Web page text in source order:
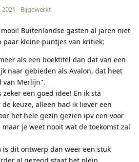
Bijgewerkt
Buitenlandse gasten al jaren niet
paar kleine puntjes van kritiek;
als een boektitel dan dat van een
naar gebieden als Avalon, dat heet
van Merlijn".
een goed idee! En ik sta
keuze, alleen had ik liever een
het hele gezin gezien ipv een voor
je weet nooit wat de toekomst zal
is dit ontwerp dan weer een stuk